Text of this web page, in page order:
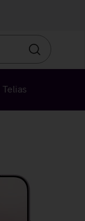
Otsin
Telias